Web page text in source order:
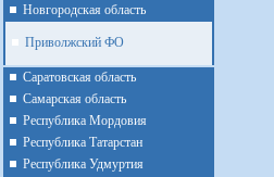
Новгородская область
Приволжский ФО
Cаратовская область
Cамарская область
Республика Мордовия
Республика Татарстан
Республика Удмуртия